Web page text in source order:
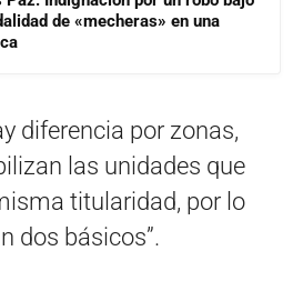
de «mecheras» en una
diferencia por zonas,
las unidades que
titularidad, por lo
dos básicos”.